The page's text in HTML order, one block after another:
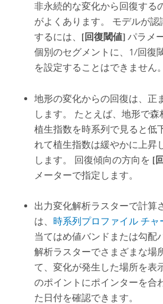
非永続的な変化から回復する
がよくあります。 モデルが
するには、 [回復閾値] パラメ
個別のセグメントに、1/回復
を設定することはできません。
地形の変化からの回復は、正
します。 たとえば、地形で森
植生指数を時系列で見ると低
れて植生指数は緩やかに上昇
します。 回復傾向の方向を [
メーターで指定します。
出力変化解析ラスターで計算
は、 時系列プロファイル チャ
当てはめ値バンドまたは勾配
解析ラスターでさまざまな場
て、変化が発生した場所を表
のポイントにポインターを合
た日付を確認できます。